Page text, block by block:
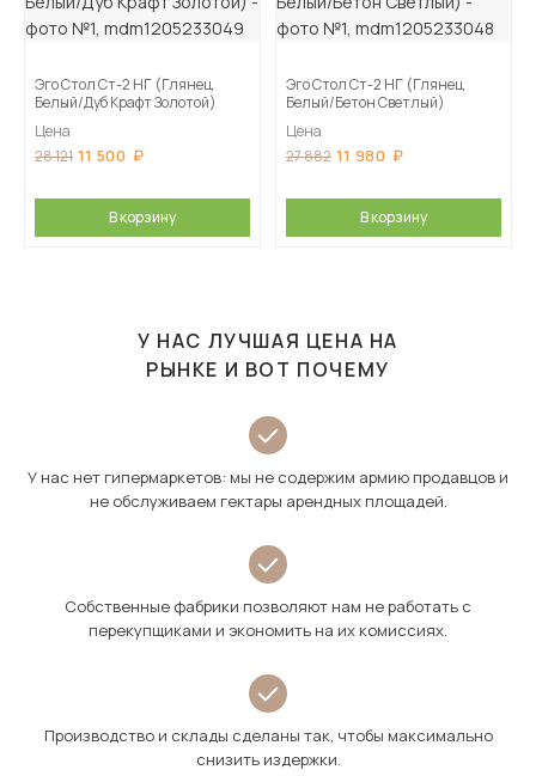
Эго Стол Ст-2 НГ (Глянец
Белый/Дуб Крафт Золотой)
Цена
28 121 11 500
В корзину
Эго Стол Ст-2 НГ (Глянец
Белый/Бетон Светлый)
Цена
27 882 11 980
В корзину
У НАС ЛУЧШАЯ ЦЕНА НА
РЫНКЕ И ВОТ ПОЧЕМУ
У нас нет гипермаркетов: мы не содержим армию продавцов и
не обслуживаем гектары арендных площадей.
Собственные фабрики позволяют нам не работать с
перекупщиками и экономить на их комиссиях.
Производство и склады сделаны так, чтобы максимально
снизить издержки.